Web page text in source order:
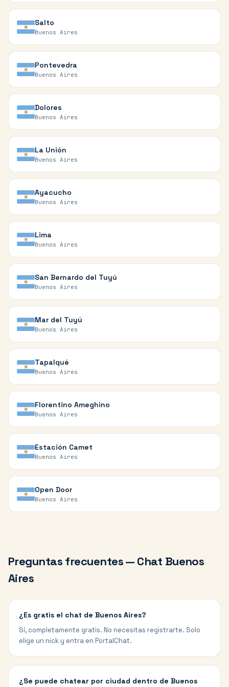
Salto
Buenos Aires
Pontevedra
Buenos Aires
Dolores
Buenos Aires
La Unión
Buenos Aires
Ayacucho
Buenos Aires
Lima
Buenos Aires
San Bernardo del Tuyú
Buenos Aires
Mar del Tuyú
Buenos Aires
Tapalqué
Buenos Aires
Florentino Ameghino
Buenos Aires
Estación Camet
Buenos Aires
Open Door
Buenos Aires
Preguntas frecuentes — Chat Buenos
Aires
¿Es gratis el chat de Buenos Aires?
Sí, completamente gratis. No necesitas registrarte. Solo
elige un nick y entra en PortalChat.
¿Se puede chatear por ciudad dentro de Buenos